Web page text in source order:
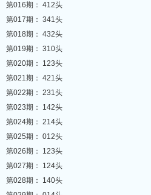
第016期： 412头
第017期： 341头
第018期： 432头
第019期： 310头
第020期： 123头
第021期： 421头
第022期： 231头
第023期： 142头
第024期： 214头
第025期： 012头
第026期： 123头
第027期： 124头
第028期： 140头